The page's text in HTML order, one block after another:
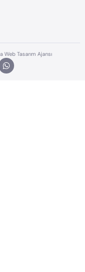
Tasarım Ajansı